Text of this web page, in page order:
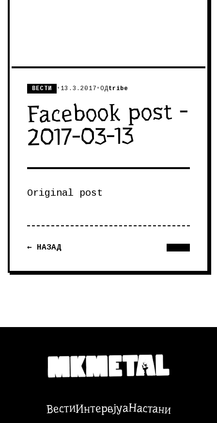
ВЕСТИ • 13.3.2017 •ОДtribe
Facebook post -
2017-03-13
Original post
← НАЗАД
ВестиИнтервјуаНастани